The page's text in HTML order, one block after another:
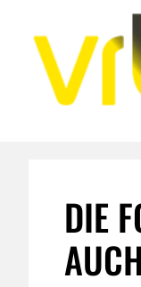
Inhalt
springen
DIE